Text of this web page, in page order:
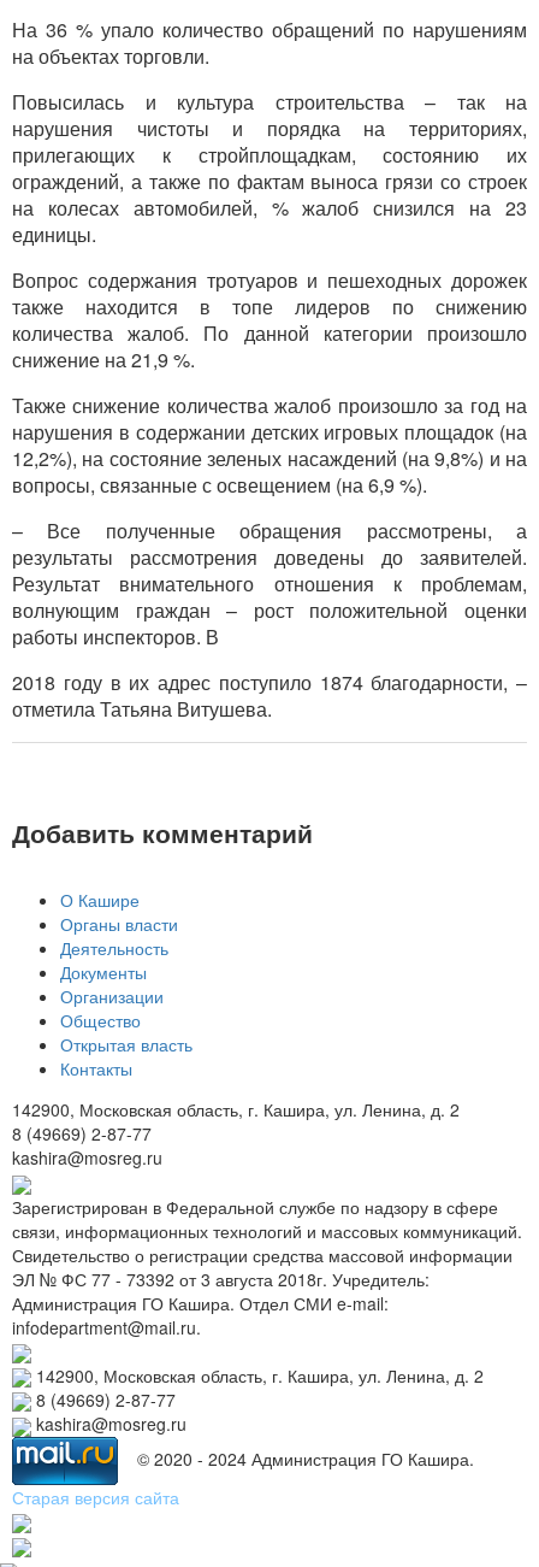
На 36 % упало количество обращений по нарушениям
на объектах торговли.
Повысилась и культура строительства – так на
нарушения чистоты и порядка на территориях,
прилегающих к стройплощадкам, состоянию их
ограждений, а также по фактам выноса грязи со строек
на колесах автомобилей, % жалоб снизился на 23
единицы.
Вопрос содержания тротуаров и пешеходных дорожек
также находится в топе лидеров по снижению
количества жалоб. По данной категории произошло
снижение на 21,9 %.
Также снижение количества жалоб произошло за год на
нарушения в содержании детских игровых площадок (на
12,2%), на состояние зеленых насаждений (на 9,8%) и на
вопросы, связанные с освещением (на 6,9 %).
– Все полученные обращения рассмотрены, а
результаты рассмотрения доведены до заявителей.
Результат внимательного отношения к проблемам,
волнующим граждан – рост положительной оценки
работы инспекторов. В
2018 году в их адрес поступило 1874 благодарности, –
отметила Татьяна Витушева.
Добавить комментарий
О Кашире
Органы власти
Деятельность
Документы
Организации
Общество
Открытая власть
Контакты
142900, Московская область, г. Кашира, ул. Ленина, д. 2
8 (49669) 2-87-77
kashira@mosreg.ru
Зарегистрирован в Федеральной службе по надзору в сфере
связи, информационных технологий и массовых коммуникаций.
Свидетельство о регистрации средства массовой информации
ЭЛ № ФС 77 - 73392 от 3 августа 2018г. Учредитель:
Администрация ГО Кашира. Отдел СМИ e-mail:
infodepartment@mail.ru.
142900, Московская область, г. Кашира, ул. Ленина, д. 2
8 (49669) 2-87-77
kashira@mosreg.ru
© 2020 - 2024 Администрация ГО Кашира.
Старая версия сайта